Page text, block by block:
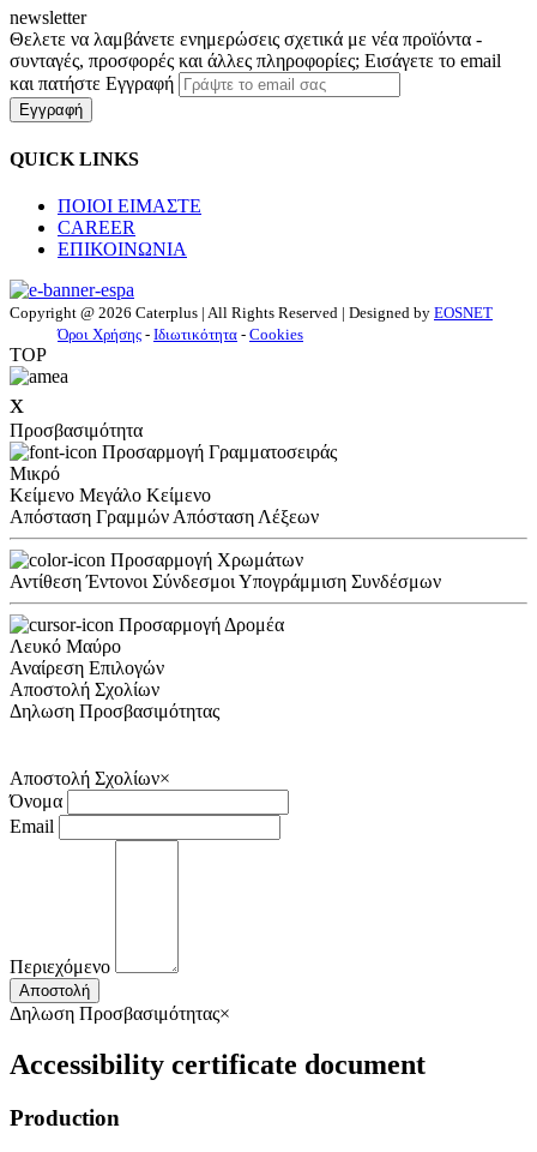
newsletter
Θελετε να λαμβάνετε ενημερώσεις σχετικά με νέα προϊόντα -
συνταγές, προσφορές και άλλες πληροφορίες; Εισάγετε το email
και πατήστε Εγγραφή
Εγγραφή
QUICK LINKS
ΠΟΙΟΙ ΕΙΜΑΣΤΕ
CAREER
ΕΠΙΚΟΙΝΩΝΙΑ
Copyright @ 2026 Caterplus | All Rights Reserved | Designed by EOSNET
Όροι Χρήσης - Ιδιωτικότητα - Cookies
TOP
x
Προσβασιμότητα
Προσαρμογή Γραμματοσειράς
Μικρό
Κείμενο Μεγάλο Κείμενο
Απόσταση Γραμμών Απόσταση Λέξεων
Προσαρμογή Χρωμάτων
Αντίθεση Έντονοι Σύνδεσμοι Υπογράμμιση Συνδέσμων
Προσαρμογή Δρομέα
Λευκό Μαύρο
Αναίρεση Επιλογών
Αποστολή Σχολίων
Δηλωση Προσβασιμότητας
Αποστολή Σχολίων×
Όνομα
Email
Περιεχόμενο
Αποστολή
Δηλωση Προσβασιμότητας×
Accessibility certificate document
Production